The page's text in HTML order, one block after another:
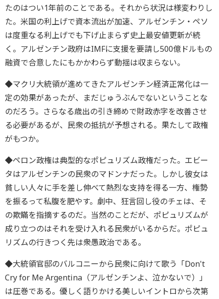
たのはつい1年前のことである。それから状況は様変わりし
た。米国の利上げで資本流出が加速、アルゼンチン・ペソ
は度重なる利上げでも下げ止まらず史上最安値更新が続
く。アルゼンチン政府はIMFに支援を要請し500億ドルもの
融資で合意したにもかかわらず動揺は収まらない。
◆マクリ大統領が進めてきたアルゼンチン経済正常化は一
定の効果があったが、まだじゅうぶんでないということな
のだろう。さらなる歳出の引き締めで財政赤字を改善させ
る必要があるが、民衆の抵抗が予想される。果たして政権
がもつか。
◆ペロン政権は典型的なポピュリズム政権だった。エビー
タはアルゼンチンの民衆のマドンナだった。しかし彼女は
貧しい人々に手を差し伸べて熱烈な支持を得る一方、権勢
を振るって私腹を肥やす。劇中、狂言回し役のチェは、そ
の欺瞞を指摘するのだ。当然のことだが、ポピュリズムが
成り立つのはそれを受け入れる民衆がいるからだ。ポピュ
リズムの行きつく先は衆愚政治である。
◆大統領官邸のバルコニーから民衆に向けて歌う「Don't
Cry for Me Argentina（アルゼンチンよ、泣かないで）」
は圧巻である。優しく語りかける美しいイントロから次第